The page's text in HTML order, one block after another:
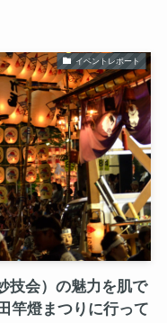
イベントレポート
技会）の魅力を肌で
竿燈まつりに行って